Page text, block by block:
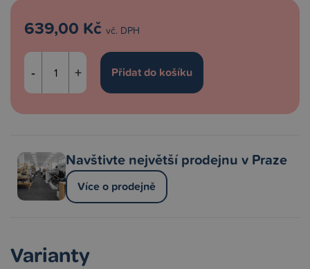
639,00 Kč vč. DPH
- +
Navštivte největší prodejnu v Praze
Více o prodejně
Varianty